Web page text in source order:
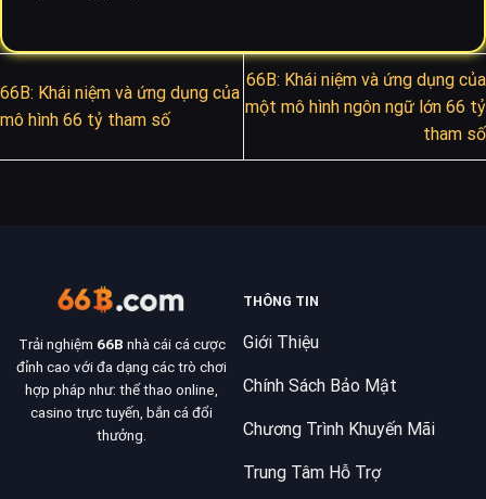
66B: Khái niệm và ứng dụng của
mô hình 66 tỷ tham số
66B: Khái niệm và ứng dụng của
một mô hình ngôn ngữ lớn 66 tỷ
tham số
Trải nghiệm 66B nhà cái cá cược
đỉnh cao với đa dạng các trò chơi
hợp pháp như: thể thao online,
casino trực tuyến, bắn cá đổi
thưởng.
THÔNG TIN
Giới Thiệu
Chính Sách Bảo Mật
Chương Trình Khuyến Mãi
Trung Tâm Hỗ Trợ